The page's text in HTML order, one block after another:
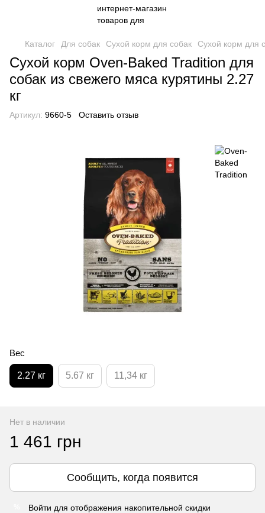
Каталог Для собак Сухой корм для собак Сухой корм для
Сухой корм Oven-Baked Tradition для
собак из свежего мяса курятины 2.27
кг
Артикул: 9660-5 Оставить отзыв
Вес
2.27 кг 5.67 кг 11,34 кг
Нет в наличии
1 461 грн
Сообщить, когда появится
Войти для отображения накопительной скидки